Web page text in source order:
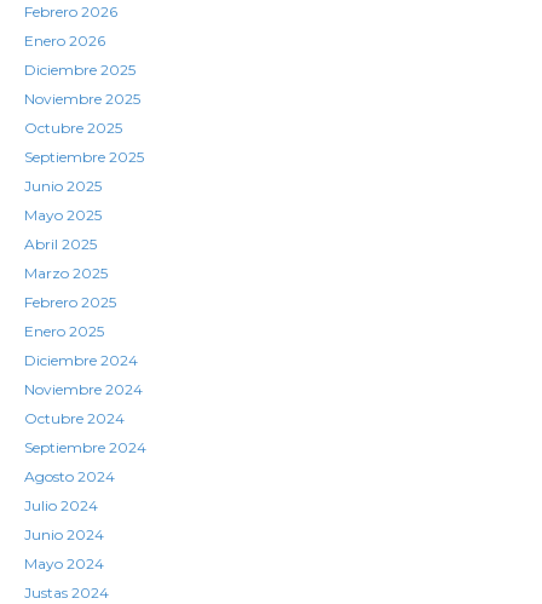
Febrero 2026
Enero 2026
Diciembre 2025
Noviembre 2025
Octubre 2025
Septiembre 2025
Junio 2025
Mayo 2025
Abril 2025
Marzo 2025
Febrero 2025
Enero 2025
Diciembre 2024
Noviembre 2024
Octubre 2024
Septiembre 2024
Agosto 2024
Julio 2024
Junio 2024
Mayo 2024
Justas 2024